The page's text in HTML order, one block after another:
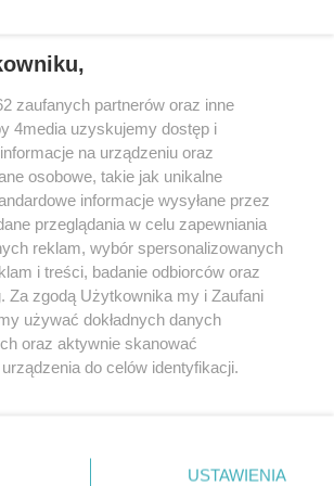
Reklama Prywatność
Praca Łódź
the:protocol
Facebook.com
Youtube.com
zaufanych partnerów oraz inne
4media uzyskujemy dostęp i
na urządzeniu oraz
osobowe, takie jak unikalne
informacje wysyłane przez
przeglądania w celu zapewniania
reklam, wybór spersonalizowanych
i treści, badanie odbiorców oraz
Za zgodą Użytkownika my i Zaufani
używać dokładnych danych
oraz aktywnie skanować
do celów identyfikacji.
klikając przycisk ustawień prywatności
USTAWIENIA